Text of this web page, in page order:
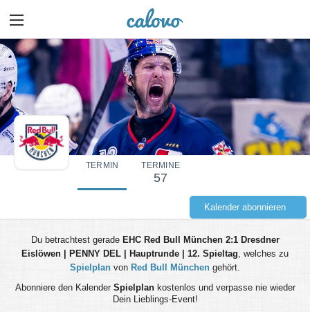
TERMIN TERMINE
57
Kalender abonnieren
Du betrachtest gerade EHC Red Bull München 2:1 Dresdner
Eislöwen | PENNY DEL | Hauptrunde | 12. Spieltag, welches zu
Spielplan von Red Bull München gehört.
Abonniere den Kalender Spielplankostenlos und verpasse nie wieder
Dein Lieblings-Event!